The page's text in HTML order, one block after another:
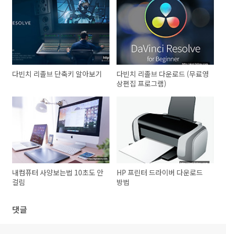
다빈치 리졸브 단축키 알아보기
다빈치 리졸브 다운로드 (무료영
상편집 프로그램)
내컴퓨터 사양보는법 10초도 안
걸림
HP 프린터 드라이버 다운로드
방법
댓글